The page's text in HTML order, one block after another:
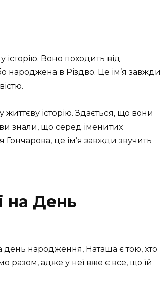
історію. Воно походить від
народжена в Різдво. Це ім’я завжди
історію. Здається, що вони
ви знали, що серед іменитих
Гончарова, це ім’я завжди звучить
на День
день народження, Наташа є тою, хто
разом, адже у неї вже є все, що їй